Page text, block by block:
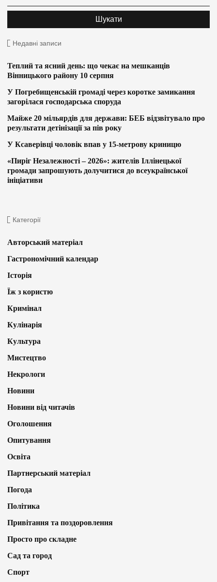
Недавні записи
Теплий та ясний день: що чекає на мешканців
Вінницького району 10 серпня
У Погребищенській громаді через коротке замикання
загорілася господарська споруда
Майже 20 мільярдів для держави: БЕБ відзвітувало про
результати детінізації за пів року
У Ксаверівці чоловік впав у 15-метрову криницю
«Пиріг Незалежності – 2026»: жителів Іллінецької
громади запрошують долучитися до всеукраїнської
ініціативи
Категорії
Авторський матеріал
Гастрономічний календар
Історія
Їж з користю
Кримінал
Кулінарія
Культура
Мистецтво
Некрологи
Новини
Новини від читачів
Оголошення
Опитування
Освіта
Партнерський матеріал
Погода
Політика
Привітання та поздоровлення
Просто про складне
Сад та город
Спорт